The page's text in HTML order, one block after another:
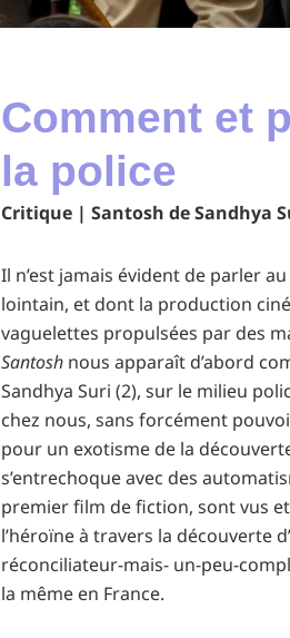
Comment et
la police
Critique | Santosh de Sandhya
Il n’est jamais évident de parler
lointain, et dont la production
vaguelettes propulsées par des
Santosh nous apparaît d’abord
Sandhya Suri (2), sur le milieu
chez nous, sans forcément
pour un exotisme de la
s’entrechoque avec des
premier film de fiction, sont vus
l’héroïne à travers la découverte
réconciliateur-mais- un-peu-
la même en France.